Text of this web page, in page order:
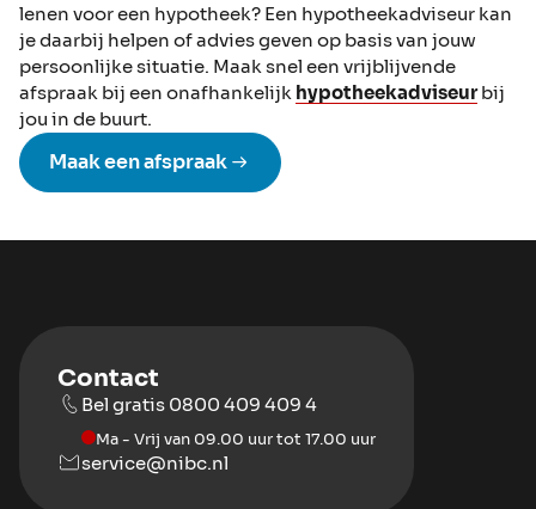
lenen voor een hypotheek? Een hypotheekadviseur kan
je daarbij helpen of advies geven op basis van jouw
persoonlijke situatie. Maak snel een vrijblijvende
afspraak bij een onafhankelijk hypotheekadviseurbij
jou in de buurt.
Maak een afspraak
Contact
Bel gratis 0800 409 409 4
Ma - Vrij van 09.00 uur tot 17.00 uur
service@nibc.nl